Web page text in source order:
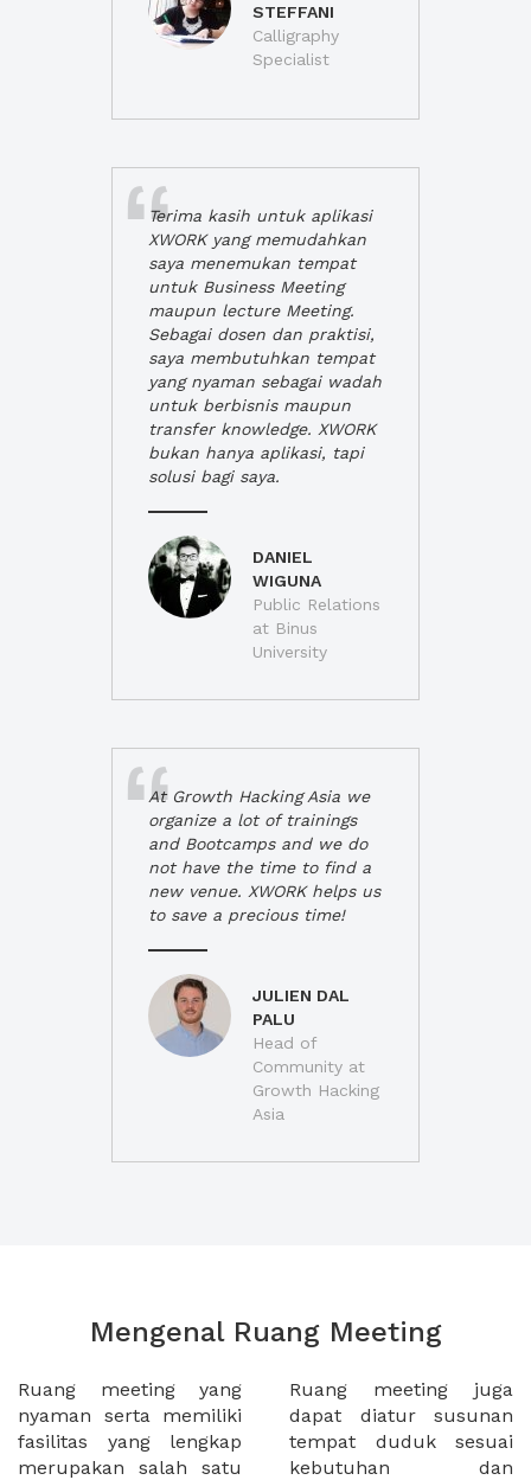
STEFFANI
Calligraphy
Specialist
Terima kasih untuk aplikasi
XWORK yang memudahkan
saya menemukan tempat
untuk Business Meeting
maupun lecture Meeting.
Sebagai dosen dan praktisi,
saya membutuhkan tempat
yang nyaman sebagai wadah
untuk berbisnis maupun
transfer knowledge. XWORK
bukan hanya aplikasi, tapi
solusi bagi saya.
DANIEL
WIGUNA
Public Relations
at Binus
University
At Growth Hacking Asia we
organize a lot of trainings
and Bootcamps and we do
not have the time to find a
new venue. XWORK helps us
to save a precious time!
JULIEN DAL
PALU
Head of
Community at
Growth Hacking
Asia
Mengenal Ruang Meeting
Ruang meeting yang
nyaman serta memiliki
fasilitas yang lengkap
merupakan salah satu
Ruang meeting juga
dapat diatur susunan
tempat duduk sesuai
kebutuhan dan